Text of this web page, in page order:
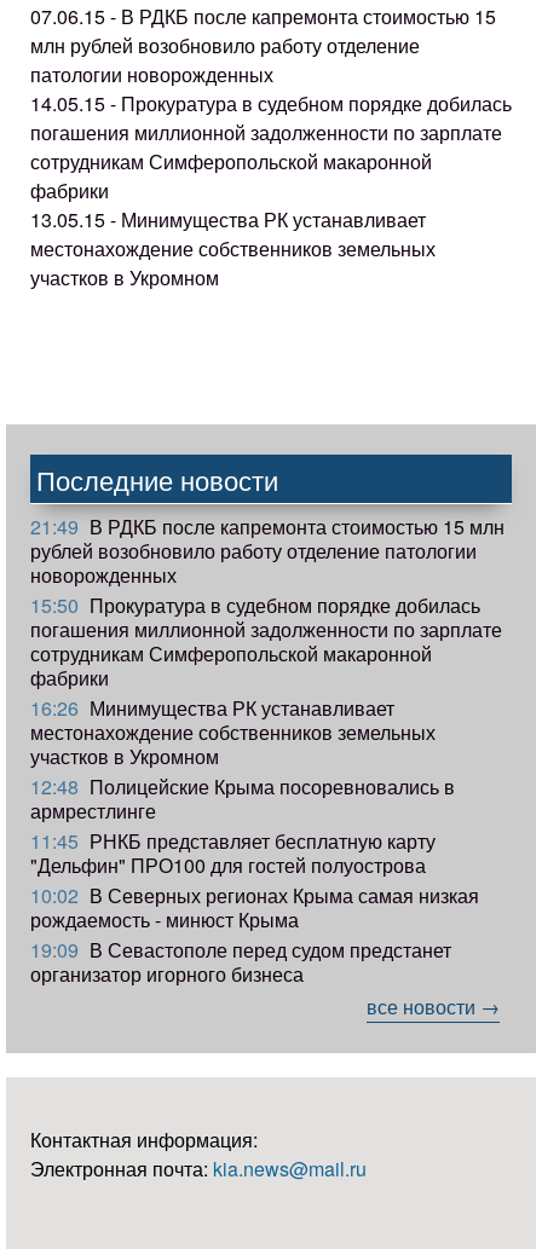
07.06.15 - В РДКБ после капремонта стоимостью 15
млн рублей возобновило работу отделение
патологии новорожденных
14.05.15 - Прокуратура в судебном порядке добилась
погашения миллионной задолженности по зарплате
сотрудникам Симферопольской макаронной
фабрики
13.05.15 - Минимущества РК устанавливает
местонахождение собственников земельных
участков в Укромном
Последние новости
21:49 В РДКБ после капремонта стоимостью 15 млн
рублей возобновило работу отделение патологии
новорожденных
15:50 Прокуратура в судебном порядке добилась
погашения миллионной задолженности по зарплате
сотрудникам Симферопольской макаронной
фабрики
16:26 Минимущества РК устанавливает
местонахождение собственников земельных
участков в Укромном
12:48 Полицейские Крыма посоревновались в
армрестлинге
11:45 РНКБ представляет бесплатную карту
"Дельфин" ПРО100 для гостей полуострова
10:02 В Северных регионах Крыма самая низкая
рождаемость - минюст Крыма
19:09 В Севастополе перед судом предстанет
организатор игорного бизнеса
все новости →
Контактная информация:
Электронная почта: kia.news@mail.ru